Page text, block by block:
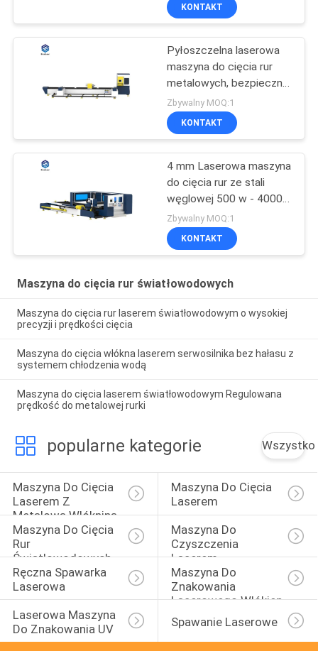
KONTAKT
Pyłoszczelna laserowa
maszyna do cięcia rur
metalowych, bezpieczna
maszyna do cięcia
laserowego
Zbywalny MOQ:1
KONTAKT
4 mm Laserowa maszyna
do cięcia rur ze stali
węglowej 500 w - 4000
W z Raytools
Zbywalny MOQ:1
KONTAKT
Maszyna do cięcia rur światłowodowych
Maszyna do cięcia rur laserem światłowodowym o wysokiej
precyzji i prędkości cięcia
Maszyna do cięcia włókna laserem serwosilnika bez hałasu z
systemem chłodzenia wodą
Maszyna do cięcia laserem światłowodowym Regulowana
prędkość do metalowej rurki
popularne kategorie Wszystko
Maszyna Do Cięcia
Laserem Z
Metalową Włókniną
Maszyna Do Cięcia
Laserem
Maszyna Do Cięcia
Rur
Światłowodowych
Maszyna Do
Czyszczenia
Laserem
Ręczna Spawarka
Laserowa
Maszyna Do
Znakowania
Laserowego Włókien
Laserowa Maszyna
Do Znakowania UV
Spawanie Laserowe